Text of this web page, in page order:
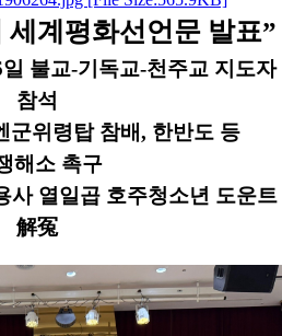
세계평화선언문 발표”
일 불교-기독교-천주교 지도자
참석
군위령탑 참배, 한반도 등
해소 촉구
사 열일곱 호주청소년 도운트
解冤